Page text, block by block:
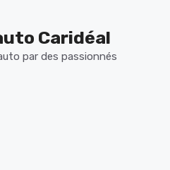
Caridéal
par des passionnés